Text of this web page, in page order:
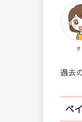
過去
ベ